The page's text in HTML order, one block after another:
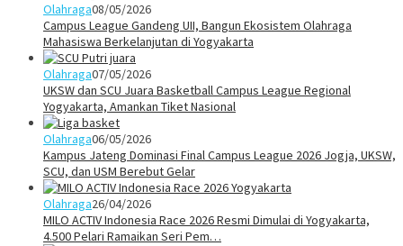
Olahraga08/05/2026
Campus League Gandeng UII, Bangun Ekosistem Olahraga
Mahasiswa Berkelanjutan di Yogyakarta
Olahraga07/05/2026
UKSW dan SCU Juara Basketball Campus League Regional
Yogyakarta, Amankan Tiket Nasional
Olahraga06/05/2026
Kampus Jateng Dominasi Final Campus League 2026 Jogja, UKSW,
SCU, dan USM Berebut Gelar
Olahraga26/04/2026
MILO ACTIV Indonesia Race 2026 Resmi Dimulai di Yogyakarta,
4.500 Pelari Ramaikan Seri Pem…